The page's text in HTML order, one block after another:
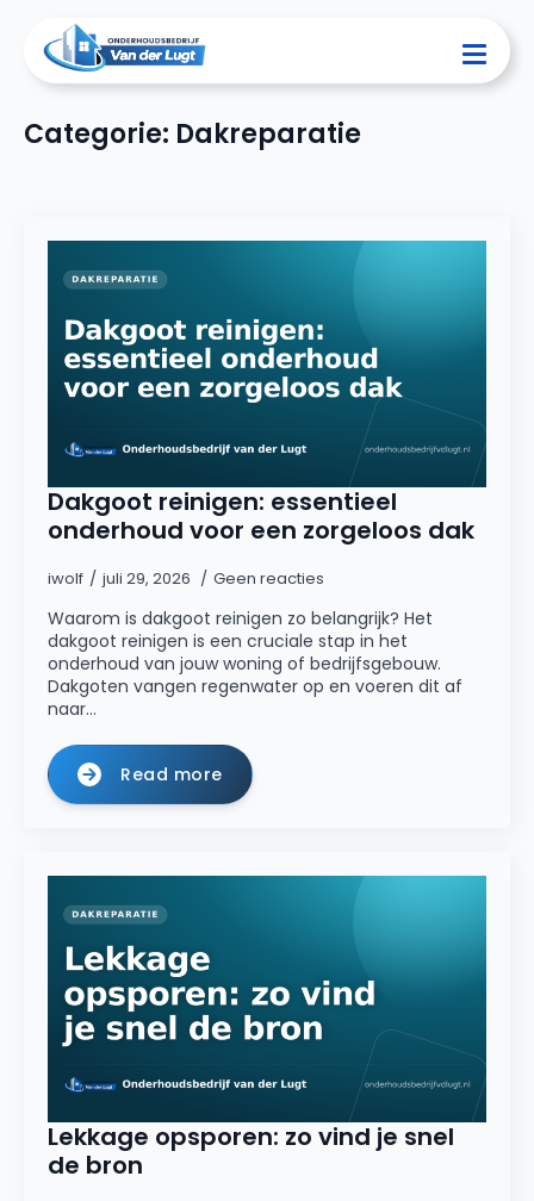
Categorie: Dakreparatie
Dakgoot reinigen: essentieel
onderhoud voor een zorgeloos dak
iwolf juli 29, 2026 Geen reacties
Waarom is dakgoot reinigen zo belangrijk? Het
dakgoot reinigen is een cruciale stap in het
onderhoud van jouw woning of bedrijfsgebouw.
Dakgoten vangen regenwater op en voeren dit af
naar…
Read more
Lekkage opsporen: zo vind je snel
de bron